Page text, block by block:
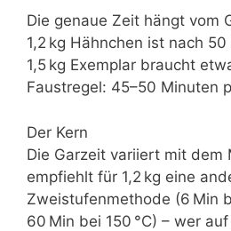
Die genaue Zeit hängt vom
1,2 kg Hähnchen ist nach
1,5 kg Exemplar braucht
Faustregel: 45–50 Minuten
Der Kern
Die Garzeit variiert mit dem
empfiehlt für 1,2 kg eine
Zweistufenmethode (6 Min
60 Min bei 150 °C) – wer